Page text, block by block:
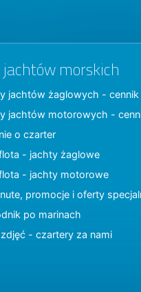
jachtów morskich
jachtów żaglowych -
jachtów motorowych -
o czarter
- jachty żaglowe
- jachty motorowe
promocje i oferty
po marinach
zdjęć - czartery za nami